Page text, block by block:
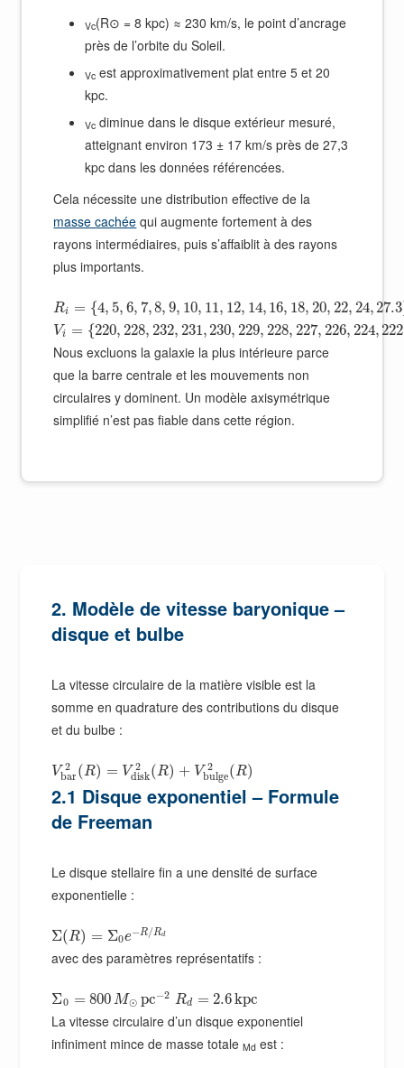
Vc(R⊙ = 8 kpc) ≈ 230 km/s, le point d’ancrage
près de l’orbite du Soleil.
Vc est approximativement plat entre 5 et 20
kpc.
Vc diminue dans le disque extérieur mesuré,
atteignant environ 173 ± 17 km/s près de 27,3
kpc dans les données référencées.
Cela nécessite une distribution effective de la
masse cachée qui augmente fortement à des
rayons intermédiaires, puis s’affaiblit à des rayons
plus importants.
Ri = {4, 5, 6, 7,8, 9, 10, 11, 12, 14, 16, 18, 20, 22, 24, 27.3
Vi = {220, 228, 232, 231, 230, 229, 228, 227, 226, 224, 222
Nous excluons la galaxie la plus intérieure parce
que la barre centrale et les mouvements non
circulaires y dominent. Un modèle axisymétrique
simplifié n’est pas fiable dans cette région.
2. Modèle de vitesse baryonique –
disque et bulbe
La vitesse circulaire de la matière visible est la
somme en quadrature des contributions du disque
et du bulbe :
V 2
bar(R) = V 2
disk(R) + V 2
bulge(R)
2.1 Disque exponentiel – Formule
de Freeman
Le disque stellaire fin a une densité de surface
exponentielle :
Σ(R) = Σ0e−R/Rd
avec des paramètres représentatifs :
Σ0 = 800M⊙ pc−2 Rd = 2.6kpc
La vitesse circulaire d’un disque exponentiel
infiniment mince de masse totaleMd est :